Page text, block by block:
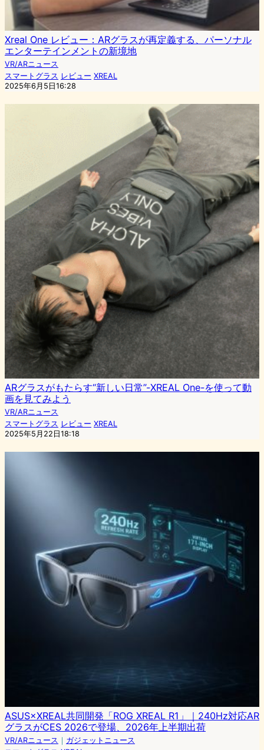
Xreal One レビュー：ARグラスが再定義する、パーソナル
エンターテインメントの新境地
VR/ARニュース
スマートグラス レビュー XREAL
2025年6月5日16:28
ARグラスがもたらす“新しい日常”-XREAL One-を使って動
画を見てみよう
VR/ARニュース
スマートグラス レビュー XREAL
2025年5月22日18:18
ASUS×XREAL共同開発「ROG XREAL R1」｜240Hz対応AR
グラスがCES 2026で登場、2026年上半期出荷
VR/ARニュース ｜ ガジェットニュース